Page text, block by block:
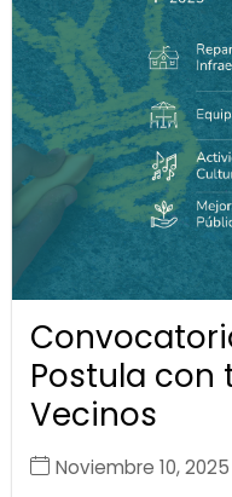
Postula con
Vecinos
Noviembre 10, 2025